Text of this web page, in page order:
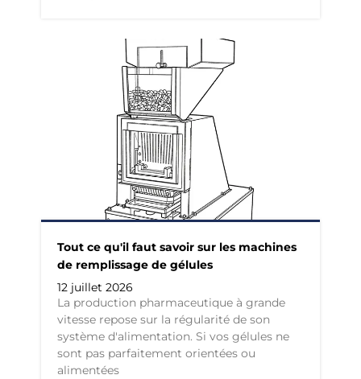
Tout ce qu'il faut savoir sur les machines
de remplissage de gélules
12 juillet 2026
La production pharmaceutique à grande
vitesse repose sur la régularité de son
système d'alimentation. Si vos gélules ne
sont pas parfaitement orientées ou
alimentées